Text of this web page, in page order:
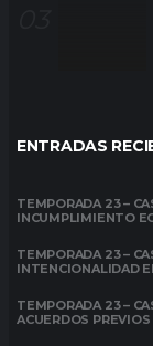
ENTRADAS
TEMPORADA 23 –
INCUMPLIMIENTO
TEMPORADA 23 –
INTENCIONALIDAD
TEMPORADA 23 –
ACUERDOS PREVIOS